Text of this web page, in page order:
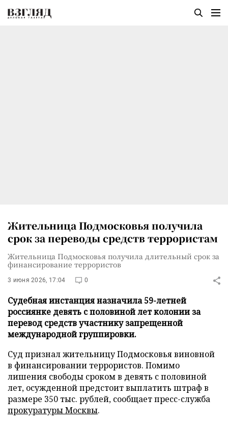
Жительница Подмосковья получила
срок за переводы средств террористам
Жительница Подмосковья получила длительный срок за
финансирование террористов
3 июня 2026, 17:04 0
Судебная инстанция назначила 59-летней
россиянке девять с половиной лет колонии за
перевод средств участнику запрещенной
международной группировки.
Суд признал жительницу Подмосковья виновной
в финансировании террористов. Помимо
лишения свободы сроком в девять с половиной
лет, осужденной предстоит выплатить штраф в
размере 350 тыс. рублей, сообщает пресс-служба
прокуратуры Москвы.